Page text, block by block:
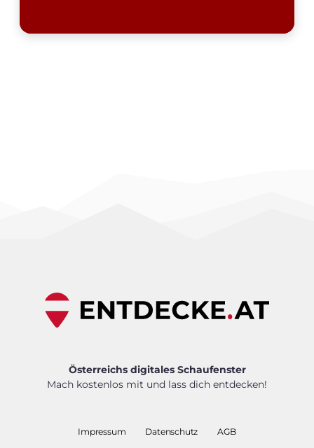
Österreichs digitales Schaufenster
Mach kostenlos mit und lass dich entdecken!
Impressum Datenschutz AGB